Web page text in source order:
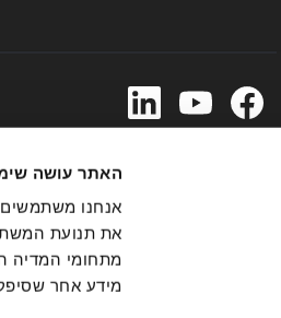
האתר עושה
את תנועת
מתחומי המדיה
מידע אחר